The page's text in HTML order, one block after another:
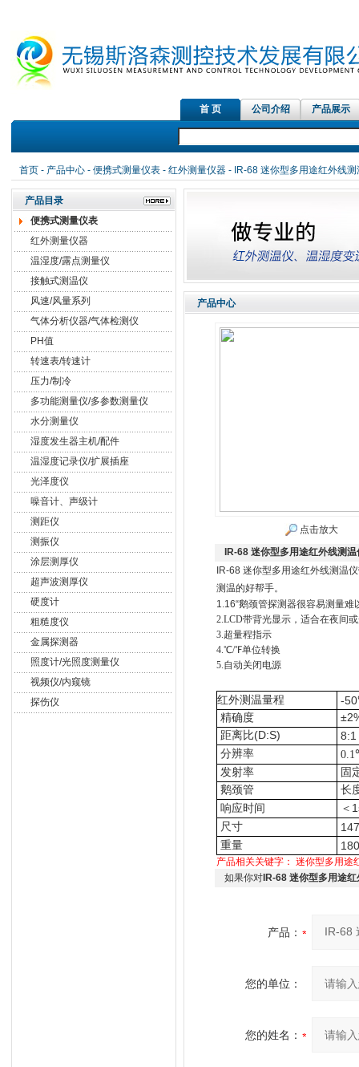
首 页 公司介绍 产品展示
首页- 产品中心- 便携式测量仪表- 红外测量仪器- IR-68 迷你型多用途红外线测
产品目录
便携式测量仪表
红外测量仪器
温湿度/露点测量仪
接触式测温仪
风速/风量系列
气体分析仪器/气体检测仪
PH值
转速表/转速计
压力/制冷
多功能测量仪/多参数测量仪
水分测量仪
湿度发生器主机/配件
温湿度记录仪/扩展插座
光泽度仪
噪音计、声级计
测距仪
测振仪
涂层测厚仪
超声波测厚仪
硬度计
粗糙度仪
金属探测器
照度计/光照度测量仪
视频仪/内窥镜
探伤仪
产品中心
点击放大
IR-68 迷你型多用途红外线测温
IR-68 迷你型多用途红外线测温
测温的好帮手。
1.16“鹅颈管探测器很容易测量难
2.LCD带背光显示，适合在夜间
3.超量程指示
4.℃/℉单位转换
5.自动关闭电源
红外测温量程
-
精确度
距离比(D:S)
8:1
分辨率
发射率
固
鹅颈管
长
响应时间
＜
尺寸
重量
产品相关关键字： 迷你型多用途
如果你对IR-68 迷你型多用途红
产品：
您的单位：
您的姓名：